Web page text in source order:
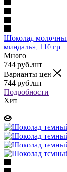
Шоколад
миндаль», 110 гр
Много
744 руб./шт
Варианты цен
744 руб./шт
Подробности
Хит